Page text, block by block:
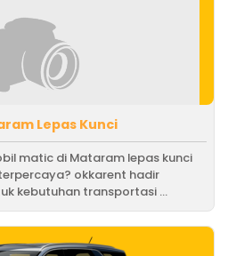
Lepas Kunci
matic di Mataram lepas kunci
okkarent hadir
kebutuhan transportasi ...